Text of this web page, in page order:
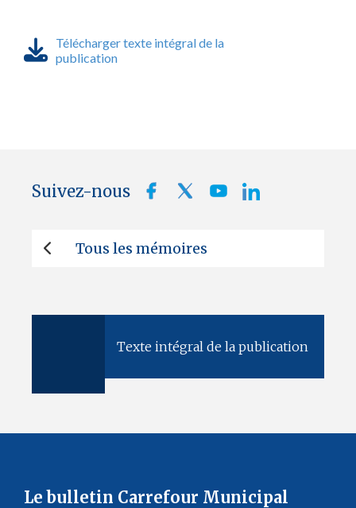
Télécharger texte intégral de la
publication
Suivez-nous
Tous les mémoires
Texte intégral de la publication
Le bulletin Carrefour Municipal